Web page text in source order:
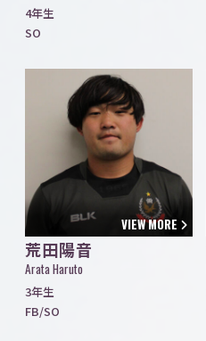
4年生
SO
VIEW MORE
荒田陽音
Arata Haruto
3年生
FB/SO